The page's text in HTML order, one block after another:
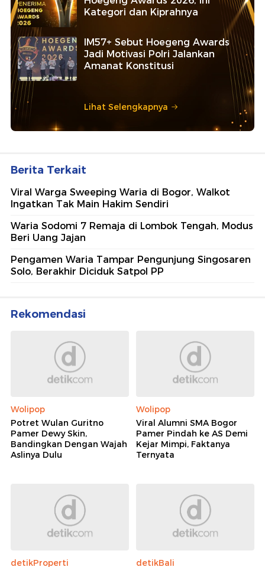
Kategori dan Kiprahnya
IM57+ Sebut Hoegeng Awards
Jadi Motivasi Polri Jalankan
Amanat Konstitusi
Lihat Selengkapnya
Berita Terkait
Viral Warga Sweeping Waria di Bogor, Walkot
Ingatkan Tak Main Hakim Sendiri
Waria Sodomi 7 Remaja di Lombok Tengah, Modus
Beri Uang Jajan
Pengamen Waria Tampar Pengunjung Singosaren
Solo, Berakhir Diciduk Satpol PP
Rekomendasi
Wolipop
Potret Wulan Guritno
Pamer Dewy Skin,
Bandingkan Dengan Wajah
Aslinya Dulu
Wolipop
Viral Alumni SMA Bogor
Pamer Pindah ke AS Demi
Kejar Mimpi, Faktanya
Ternyata
detikProperti
detikBali